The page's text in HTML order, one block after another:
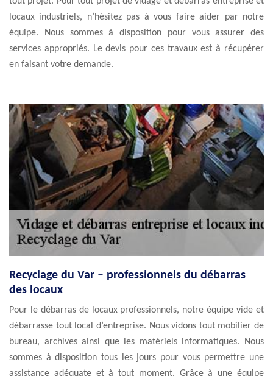
locaux industriels, n’hésitez pas à vous faire aider par notre
équipe. Nous sommes à disposition pour vous assurer des
services appropriés. Le devis pour ces travaux est à récupérer
en faisant votre demande.
Recyclage du Var – professionnels du débarras
des locaux
Pour le débarras de locaux professionnels, notre équipe vide et
débarrasse tout local d’entreprise. Nous vidons tout mobilier de
bureau, archives ainsi que les matériels informatiques. Nous
sommes à disposition tous les jours pour vous permettre une
assistance adéquate et à tout moment. Grâce à une équipe